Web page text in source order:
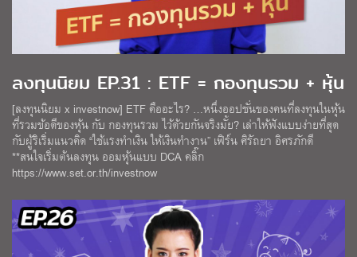
ลงทุนนิยม EP.31 : ETF = กองทุนรวม + หุ้น
[ลงทุนนิยม x investnow] ETF คืออะไร? …หนึ่งออปชั่นของคนที่ลงทุนในหุ้น
ที่รวมข้อดีของหุ้น กับ กองทุนรวม ไว้ด้วยกันจริงมั้ย? เล่าให้ฟังแบบง่ายที่สุด
กับผู้ริเริ่มแนวคิด “ใช้แรงทำเงิน ให้เงินทำงาน” เฟิร์น ศิรัถยา อิศรภักดี
**สนใจเริ่มต้นลงทุน ออมหุ้นแบบ DCA คลิ๊ก
https://www.set.or.th/investnow